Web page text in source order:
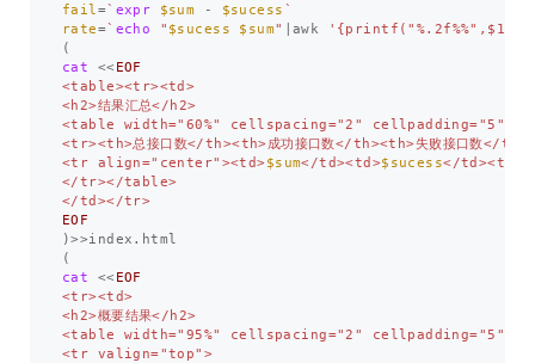
fail=` expr $sum - $sucess `
rate=` echo " $sucess $sum" |awk
'{printf("%.2f%%",$1/
(
cat
<< EOF
<table><tr><td>
<h2>结果汇总</h2>
<table width="60%" cellspacing="2" cellpadding="5"
<tr><th>总接口数</th><th>成功接口数</th><th>失败接口数</
<tr align="center"><td>$sum</td><td>$sucess</td><td>
</tr></table>
)>>
(
cat
<< EOF
<tr><td>
<h2>概要结果</h2>
<table width="95%" cellspacing="2" cellpadding="5"
<tr valign="top">